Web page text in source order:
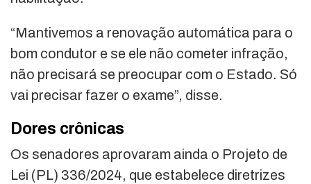
“Mantivemos a renovação automática para o
bom condutor e se ele não cometer infração,
não precisará se preocupar com o Estado. Só
vai precisar fazer o exame”, disse.
Dores crônicas
Os senadores aprovaram ainda o Projeto de
Lei (PL) 336/2024, que estabelece diretrizes